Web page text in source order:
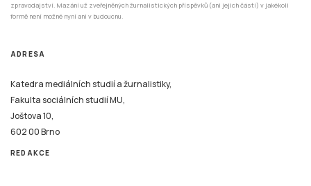
zpravodajství. Mazání už zveřejněných žurnalistických příspěvků (ani jejich částí) v jakékoli
formě není možné nyní ani v budoucnu.
ADRESA
Katedra mediálních studií a žurnalistiky,
Fakulta sociálních studií MU,
Joštova 10,
602 00 Brno
REDAKCE